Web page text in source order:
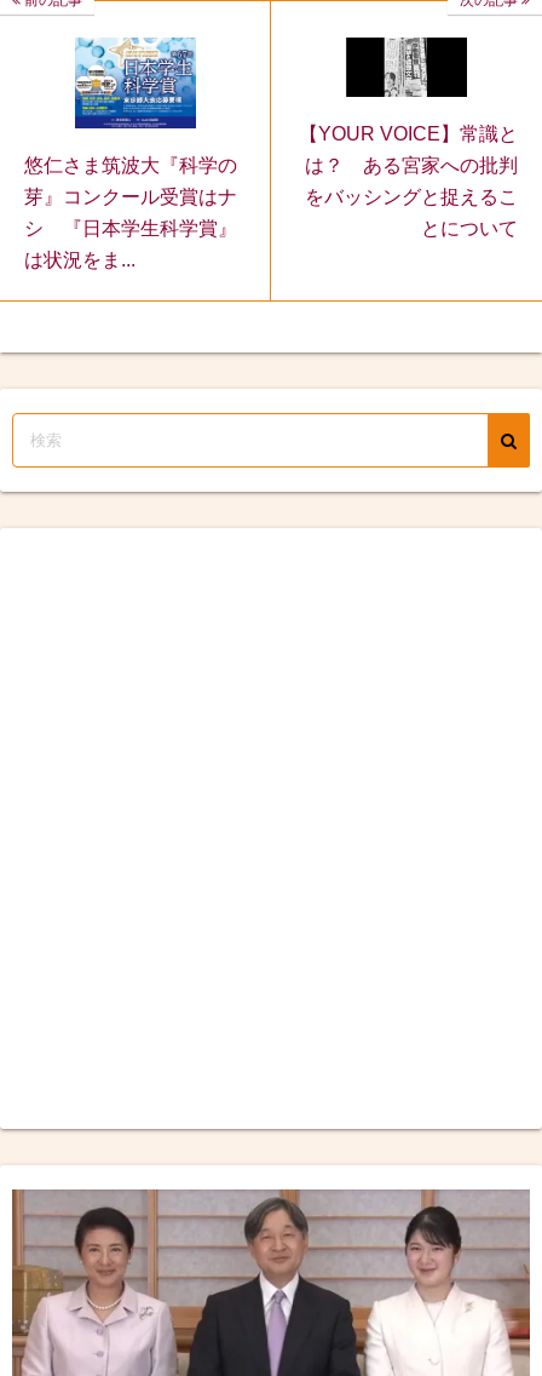
悠仁さま筑波大『科学の
芽』コンクール受賞はナ
シ 『日本学生科学賞』
は状況をま...
【YOUR VOICE】常識と
は？ ある宮家への批判
をバッシングと捉えるこ
とについて